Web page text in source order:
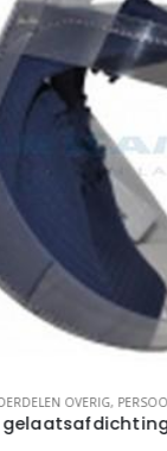
OVERIG, PERSOONLIJKE